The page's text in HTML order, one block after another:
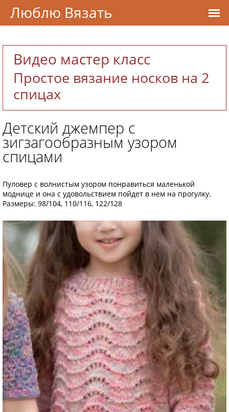
Видео мастер класс
Простое вязание носков на 2
спицах
Детский джемпер с
зигзагообразным узором
спицами
Пуловер с волнистым узором понравиться маленькой
моднице и она с удовольствием пойдет в нем на прогулку.
Размеры: 98/104, 110/116, 122/128
Люблю Вязать